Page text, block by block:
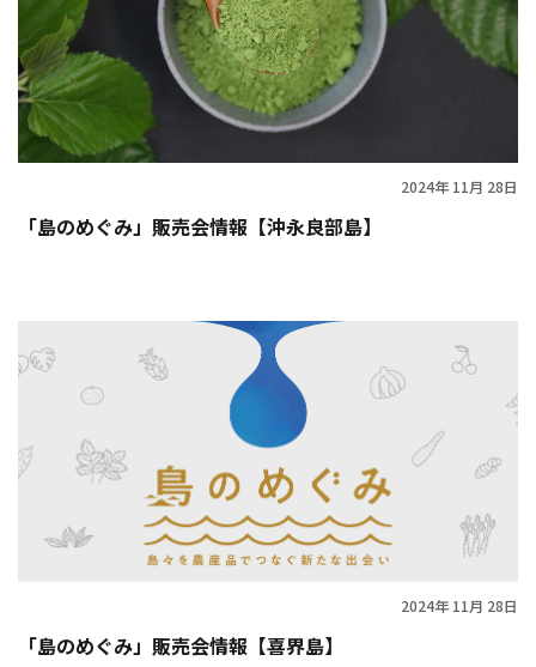
2024年 11月 28日
「島のめぐみ」販売会情報【沖永良部島】
2024年 11月 28日
「島のめぐみ」販売会情報【喜界島】